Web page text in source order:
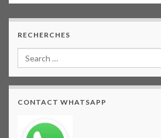
RECHERCHES
CONTACT WHATSAPP